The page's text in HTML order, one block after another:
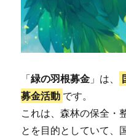
「緑の羽根募金 」は、
募金活動 です。
これは、森林の保全・
とを目的としていて、